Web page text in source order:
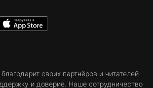
своих партнёров и читателей
и доверие. Наше сотрудничество